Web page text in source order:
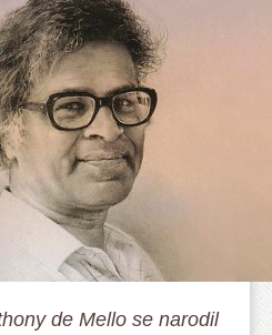
de Mello se narodil